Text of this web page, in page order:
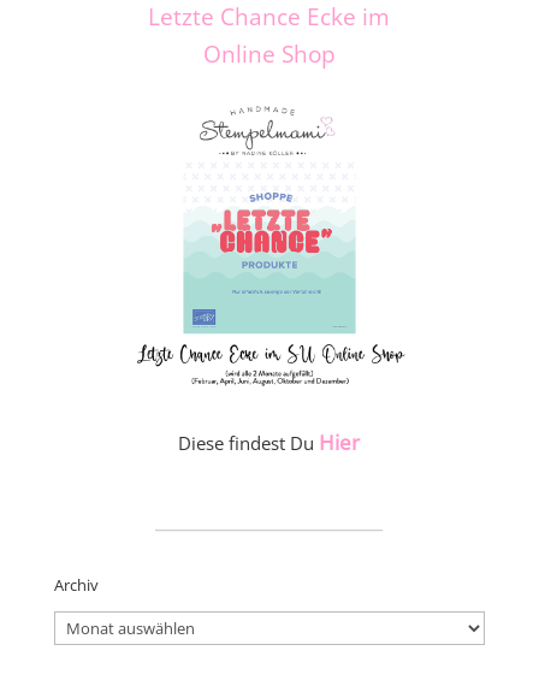
Letzte Chance Ecke im
Online Shop
Diese findest Du Hier
Archiv
Archiv